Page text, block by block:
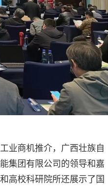
业商机推介，广西壮族自
集团有限公司的领导和嘉
高校科研院所还展示了国